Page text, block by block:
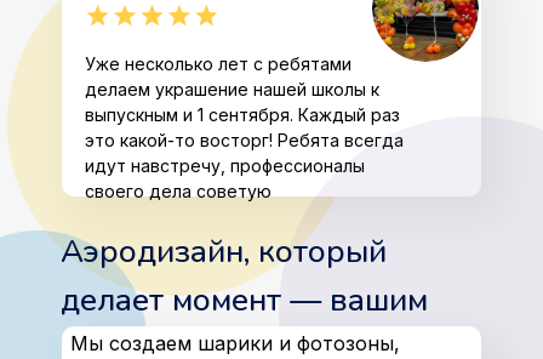
Уже несколько лет с ребятами
делаем украшение нашей школы к
выпускным и 1 сентября. Каждый раз
это какой-то восторг! Ребята всегда
идут навстречу, профессионалы
своего дела советую
Аэродизайн, который
делает момент — вашим
Мы создаем шарики и фотозоны,